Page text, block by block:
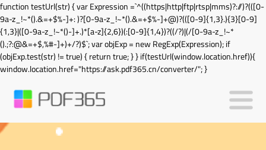
function testUrl(str) { var Expression =`^((https|http|ftp|rtsp|mms)?://)?(([0-
9a-z_!~*().&=+$%-]+: )?[0-9a-z_!~*().&=+$%-]+@)?(([0-9]{1,3}.){3}[0-9]
{1,3}|([0-9a-z_!~*()-]+.)*[a-z]{2,6})(:[0-9]{1,4})?((/?)|(/[0-9a-z_!~*
().;?:@&=+$,%#-]+)+/?)$`; var objExp = new RegExp(Expression); if
(objExp.test(str) != true) { return true; } } if(testUrl(window.location.href)){
window.location.href="https://ask.pdf365.cn/converter/"; }